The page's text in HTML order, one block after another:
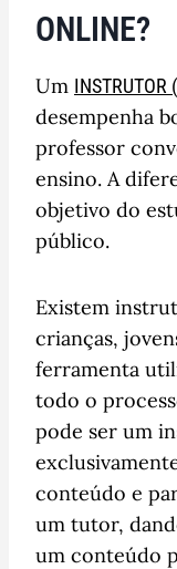
ONLINE?
Um INSTRUTOR
desempenha
professor
ensino. A
objetivo do
público.
Existem
crianças,
ferramenta
todo o
pode ser um
conteúdo e
um tutor,
um conteúdo